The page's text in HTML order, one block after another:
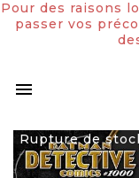

Pour des raisons
passer vos
Rupture de